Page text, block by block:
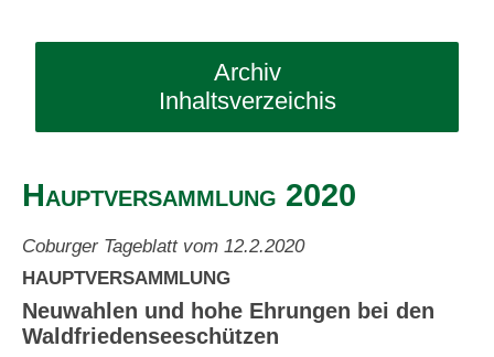
Verein
Mitglied werden / FAQ
Schützenhaus
Termine
Archiv
Inhaltsverzeichis
Hauptversammlung 2020
Coburger Tageblatt vom 12.2.2020
HAUPTVERSAMMLUNG
Neuwahlen und hohe Ehrungen bei den
Waldfriedenseeschützen